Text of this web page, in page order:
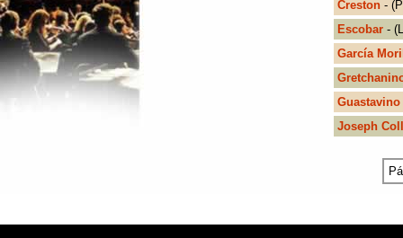
Creston -
Escobar -
García
Guastavino
Joseph